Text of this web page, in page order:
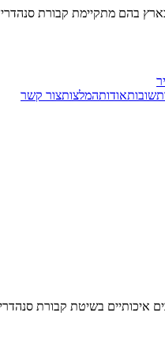
בהם מתקיימת קבורת
אודותהמלצותצור קשר
איכותיים בשיטת קבורת